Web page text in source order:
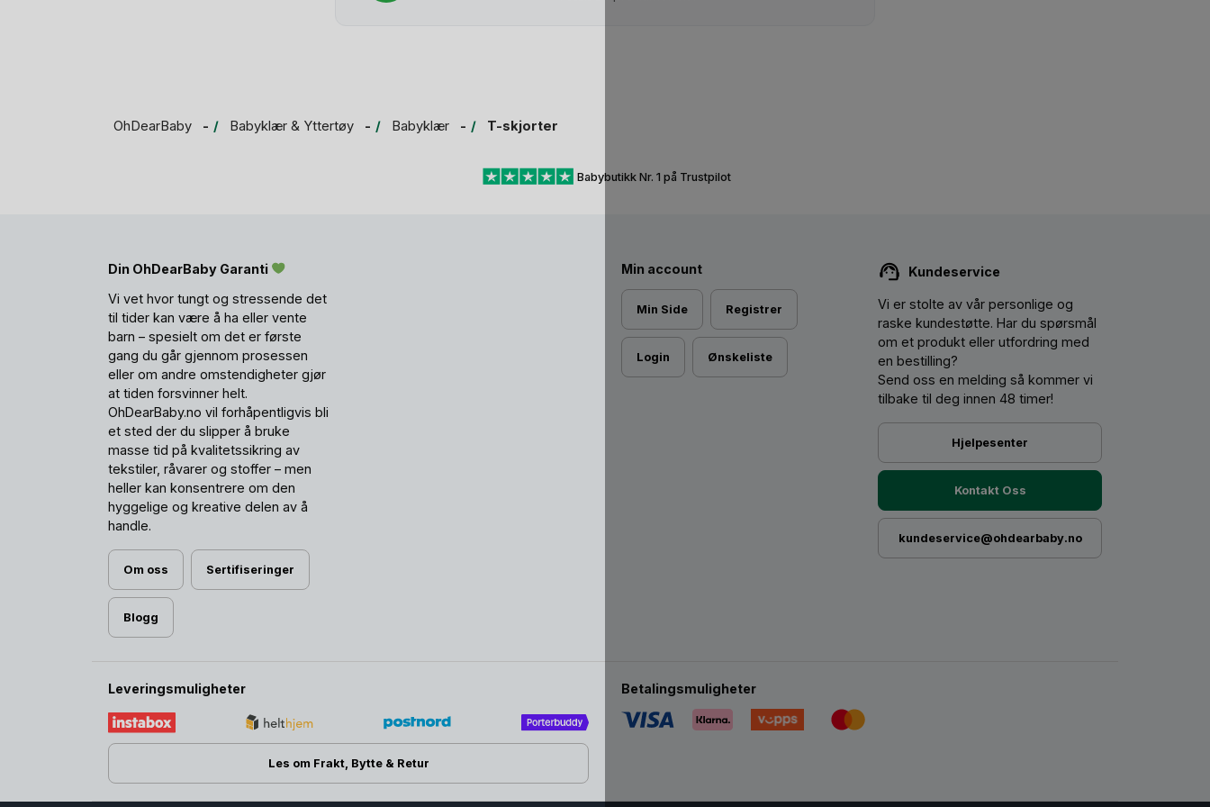
OhDearBaby Babyklær & Yttertøy Babyklær T-skjorter
Babybutikk Nr. 1 på Trustpilot
Din OhDearBaby Garanti
Vi vet hvor tungt og stressende det
til tider kan være å ha eller vente
barn – spesielt om det er første
gang du går gjennom prosessen
eller om andre omstendigheter gjør
at tiden forsvinner helt.
OhDearBaby.no vil forhåpentligvis bli
et sted der du slipper å bruke
masse tid på kvalitetssikring av
tekstiler, råvarer og stoffer – men
heller kan konsentrere om den
hyggelige og kreative delen av å
handle.
Om oss Sertifiseringer
Blogg
Min account
Min Side Registrer
Login Ønskeliste
Kundeservice
Vi er stolte av vår personlige og
raske kundestøtte. Har du spørsmål
om et produkt eller utfordring med
en bestilling?
Send oss ​​en melding så kommer vi
tilbake til deg innen 48 timer!
Hjelpesenter
Kontakt Oss
kundeservice@ohdearbaby.no
Leveringsmuligheter
Les om Frakt, Bytte & Retur
Betalingsmuligheter